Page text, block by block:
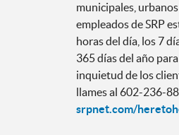
municipales,
empleados de SRP
horas del día, los 7
365 días del año
inquietud de los
llames al 602-236-
srpnet.com/